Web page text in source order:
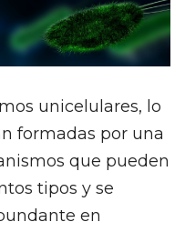
unicelulares, lo
formadas por una
que pueden
tipos y se
en